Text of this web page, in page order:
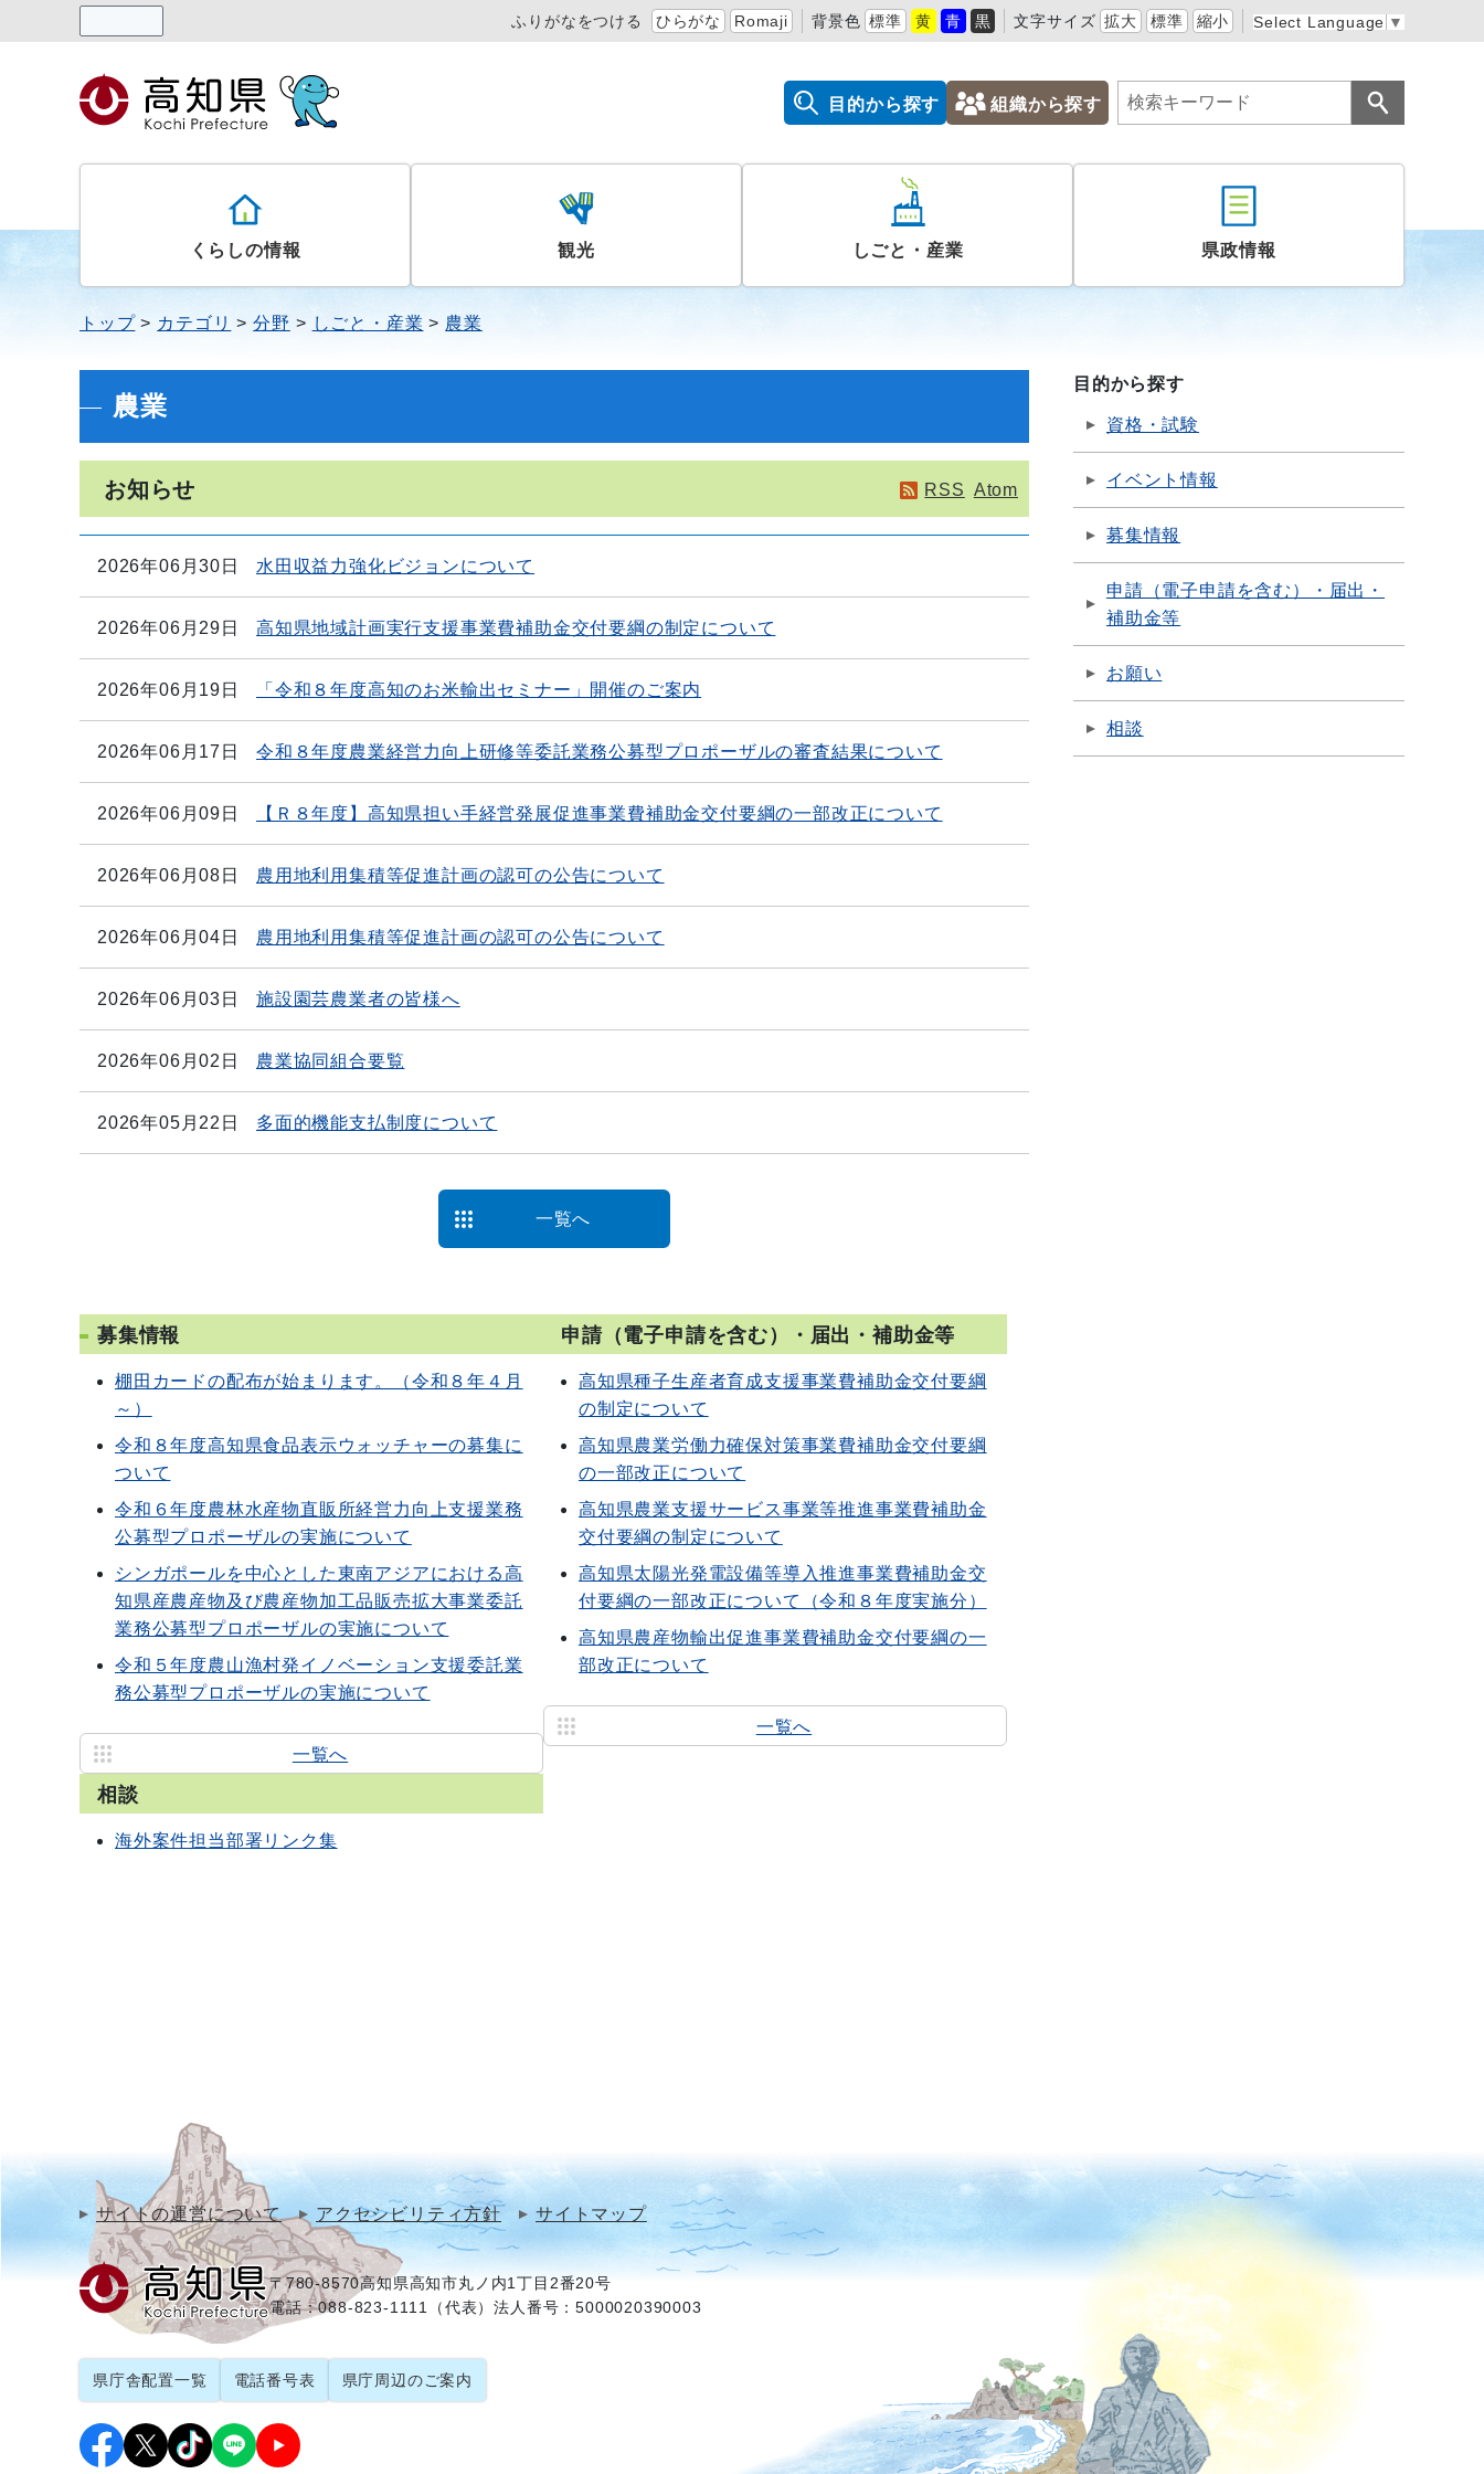
ふりがなをつける ひらがな Romaji 背景色 標準 黄 青 黒 文字サイズ 拡大 標準 縮小 Select Language ▼
目的から探す 組織から探す
くらしの情報 観光 しごと・産業 県政情報
トップ カテゴリ 分野 しごと・産業 農業
農業
お知らせ RSS Atom
2026年06月30日 水田収益力強化ビジョンについて
2026年06月29日 高知県地域計画実行支援事業費補助金交付要綱の制定について
2026年06月19日 「令和８年度高知のお米輸出セミナー」開催のご案内
2026年06月17日 令和８年度農業経営力向上研修等委託業務公募型プロポーザルの審査結果について
2026年06月09日 【Ｒ８年度】高知県担い手経営発展促進事業費補助金交付要綱の一部改正について
2026年06月08日 農用地利用集積等促進計画の認可の公告について
2026年06月04日 農用地利用集積等促進計画の認可の公告について
2026年06月03日 施設園芸農業者の皆様へ
2026年06月02日 農業協同組合要覧
2026年05月22日 多面的機能支払制度について
一覧へ
募集情報
棚田カードの配布が始まります。（令和８年４月
～）
令和８年度高知県食品表示ウォッチャーの募集に
ついて
令和６年度農林水産物直販所経営力向上支援業務
公募型プロポーザルの実施について
シンガポールを中心とした東南アジアにおける高
知県産農産物及び農産物加工品販売拡大事業委託
業務公募型プロポーザルの実施について
令和５年度農山漁村発イノベーション支援委託業
務公募型プロポーザルの実施について
一覧へ
申請（電子申請を含む）・届出・補助金等
高知県種子生産者育成支援事業費補助金交付要綱
の制定について
高知県農業労働力確保対策事業費補助金交付要綱
の一部改正について
高知県農業支援サービス事業等推進事業費補助金
交付要綱の制定について
高知県太陽光発電設備等導入推進事業費補助金交
付要綱の一部改正について（令和８年度実施分）
高知県農産物輸出促進事業費補助金交付要綱の一
部改正について
一覧へ
相談
海外案件担当部署リンク集
目的から探す
資格・試験
イベント情報
募集情報
申請（電子申請を含む）・届出・
補助金等
お願い
相談
サイトの運営について アクセシビリティ方針 サイトマップ
〒780-8570高知県高知市丸ノ内1丁目2番20号
電話：088-823-1111（代表）法人番号：5000020390003
県庁舎配置一覧 電話番号表 県庁周辺のご案内